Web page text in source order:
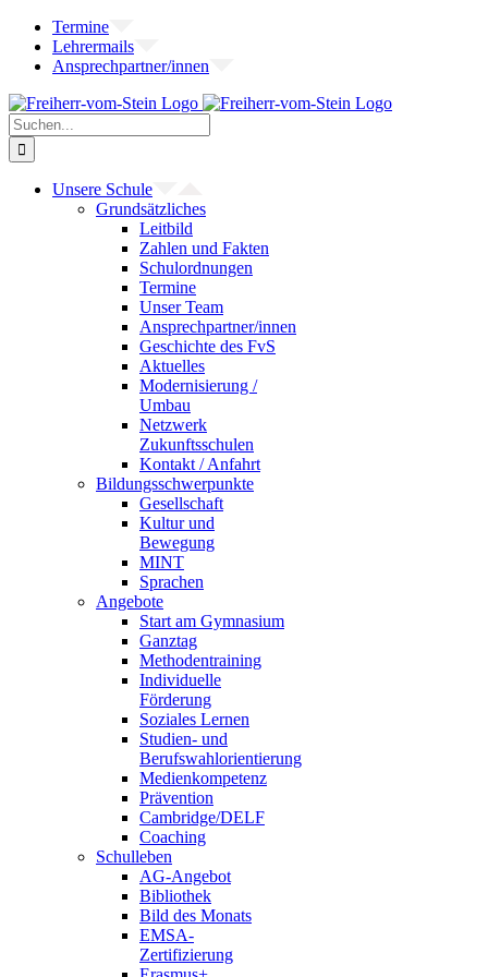
Zum
Inhalt
springen
Termine
Lehrermails
Ansprechpartner/innen
Suche
nach:
Unsere Schule
Grundsätzliches
Leitbild
Zahlen und Fakten
Schulordnungen
Termine
Unser Team
Ansprechpartner/innen
Geschichte des FvS
Aktuelles
Modernisierung /
Umbau
Netzwerk
Zukunftsschulen
Kontakt / Anfahrt
Bildungsschwerpunkte
Gesellschaft
Kultur und
Bewegung
MINT
Sprachen
Angebote
Start am Gymnasium
Ganztag
Methodentraining
Individuelle
Förderung
Soziales Lernen
Studien- und
Berufswahlorientierung
Medienkompetenz
Prävention
Cambridge/DELF
Coaching
Schulleben
AG-Angebot
Bibliothek
Bild des Monats
EMSA-
Zertifizierung